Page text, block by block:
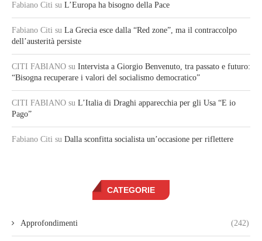
Fabiano Citi su L’Europa ha bisogno della Pace
Fabiano Citi su La Grecia esce dalla “Red zone”, ma il contraccolpo
dell’austerità persiste
CITI FABIANO su Intervista a Giorgio Benvenuto, tra passato e futuro:
“Bisogna recuperare i valori del socialismo democratico”
CITI FABIANO su L’Italia di Draghi apparecchia per gli Usa “E io
Pago”
Fabiano Citi su Dalla sconfitta socialista un’occasione per riflettere
CATEGORIE
Approfondimenti (242)